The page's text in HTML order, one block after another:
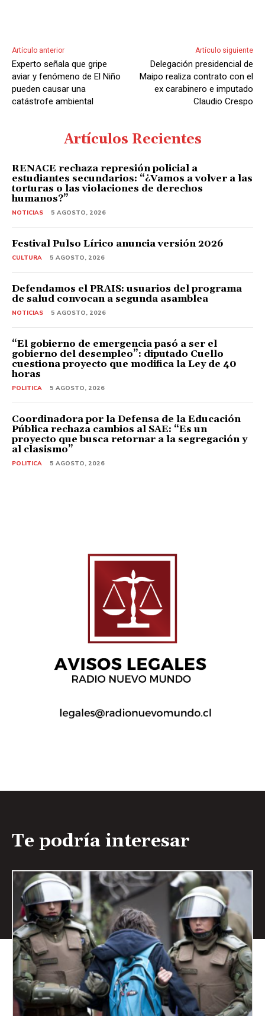
Artículo anterior
Experto señala que gripe
aviar y fenómeno de El Niño
pueden causar una
catástrofe ambiental
Artículo siguiente
Delegación presidencial de
Maipo realiza contrato con el
ex carabinero e imputado
Claudio Crespo
Artículos Recientes
RENACE rechaza represión policial a
estudiantes secundarios: “¿Vamos a volver a las
torturas o las violaciones de derechos
humanos?”
NOTICIAS 5 AGOSTO, 2026
Festival Pulso Lírico anuncia versión 2026
CULTURA 5 AGOSTO, 2026
Defendamos el PRAIS: usuarios del programa
de salud convocan a segunda asamblea
NOTICIAS 5 AGOSTO, 2026
“El gobierno de emergencia pasó a ser el
gobierno del desempleo”: diputado Cuello
cuestiona proyecto que modifica la Ley de 40
horas
POLITICA 5 AGOSTO, 2026
Coordinadora por la Defensa de la Educación
Pública rechaza cambios al SAE: “Es un
proyecto que busca retornar a la segregación y
al clasismo”
POLITICA 5 AGOSTO, 2026
Te podría interesar